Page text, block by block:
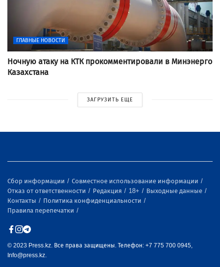
ГЛАВНЫЕ НОВОСТИ
Ночную атаку на КТК прокомментировали в Минэнерго
Казахстана
ЗАГРУЗИТЬ ЕЩЕ
Сбор информации
Совместное использование информации
Отказ от ответственности
Редакция 18+
Выходные данные
Контакты
Политика конфиденциальности
Правила перепечатки
© 2023 Press.kz. Все права защищены. Телефон: +7 775 700 0945,
Info@press.kz.